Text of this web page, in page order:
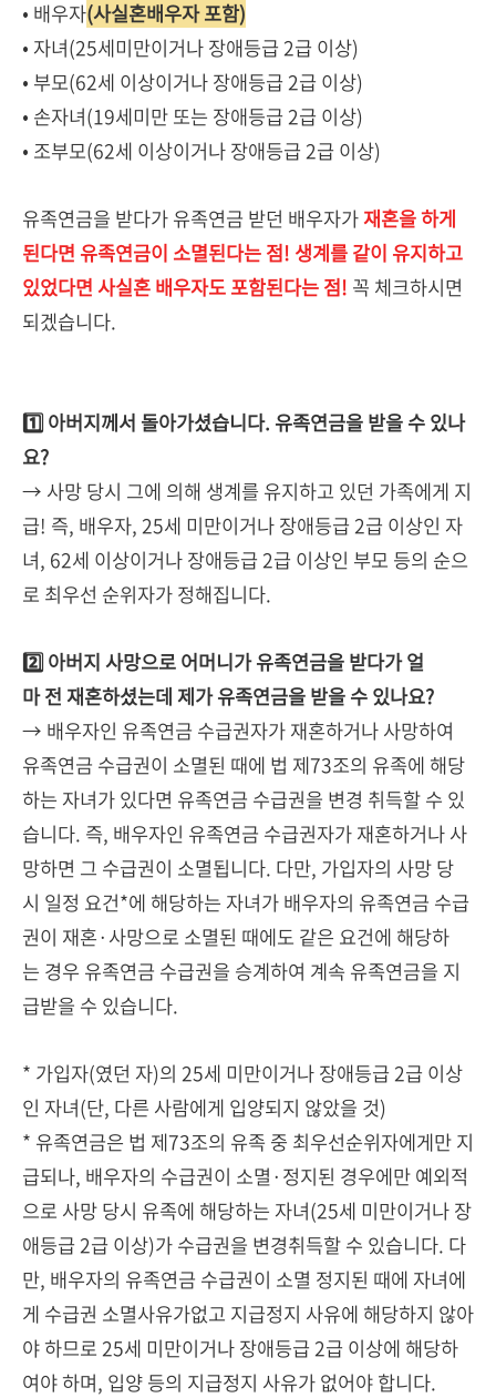
• 배우자(사실혼배우자 포함)
• 자녀(25세미만이거나 장애등급 2급 이상)
• 부모(62세 이상이거나 장애등급 2급 이상)
• 손자녀(19세미만 또는 장애등급 2급 이상)
• 조부모(62세 이상이거나 장애등급 2급 이상)
유족연금을 받다가 유족연금 받던 배우자가재혼을 하게
된다면 유족연금이 소멸된다는 점! 생계를 같이 유지하고
있었다면 사실혼 배우자도 포함된다는 점! 꼭 체크하시면
되겠습니다.
1️⃣ 아버지께서 돌아가셨습니다. 유족연금을 받을 수 있나
요?
→ 사망 당시 그에 의해 생계를 유지하고 있던 가족에게 지
급! 즉, 배우자, 25세 미만이거나 장애등급 2급 이상인 자
녀, 62세 이상이거나 장애등급 2급 이상인 부모 등의 순으
로 최우선 순위자가 정해집니다.
2️⃣ 아버지 사망으로 어머니가 유족연금을 받다가 얼
마 전 재혼하셨는데 제가 유족연금을 받을 수 있나요?
→ 배우자인 유족연금 수급권자가 재혼하거나 사망하여
유족연금 수급권이 소멸된 때에 법 제73조의 유족에 해당
하는 자녀가 있다면 유족연금 수급권을 변경 취득할 수 있
습니다. 즉, 배우자인 유족연금 수급권자가 재혼하거나 사
망하면 그 수급권이 소멸됩니다. 다만, 가입자의 사망 당
시 일정 요건*에 해당하는 자녀가 배우자의 유족연금 수급
권이 재혼·사망으로 소멸된 때에도 같은 요건에 해당하
는 경우 유족연금 수급권을 승계하여 계속 유족연금을 지
급받을 수 있습니다.
* 가입자(였던 자)의 25세 미만이거나 장애등급 2급 이상
인 자녀(단, 다른 사람에게 입양되지 않았을 것)
* 유족연금은 법 제73조의 유족 중 최우선순위자에게만 지
급되나, 배우자의 수급권이 소멸·정지된 경우에만 예외적
으로 사망 당시 유족에 해당하는 자녀(25세 미만이거나 장
애등급 2급 이상)가 수급권을 변경취득할 수 있습니다. 다
만, 배우자의 유족연금 수급권이 소멸 정지된 때에 자녀에
게 수급권 소멸사유가없고 지급정지 사유에 해당하지 않아
야 하므로 25세 미만이거나 장애등급 2급 이상에 해당하
여야 하며, 입양 등의 지급정지 사유가 없어야 합니다.